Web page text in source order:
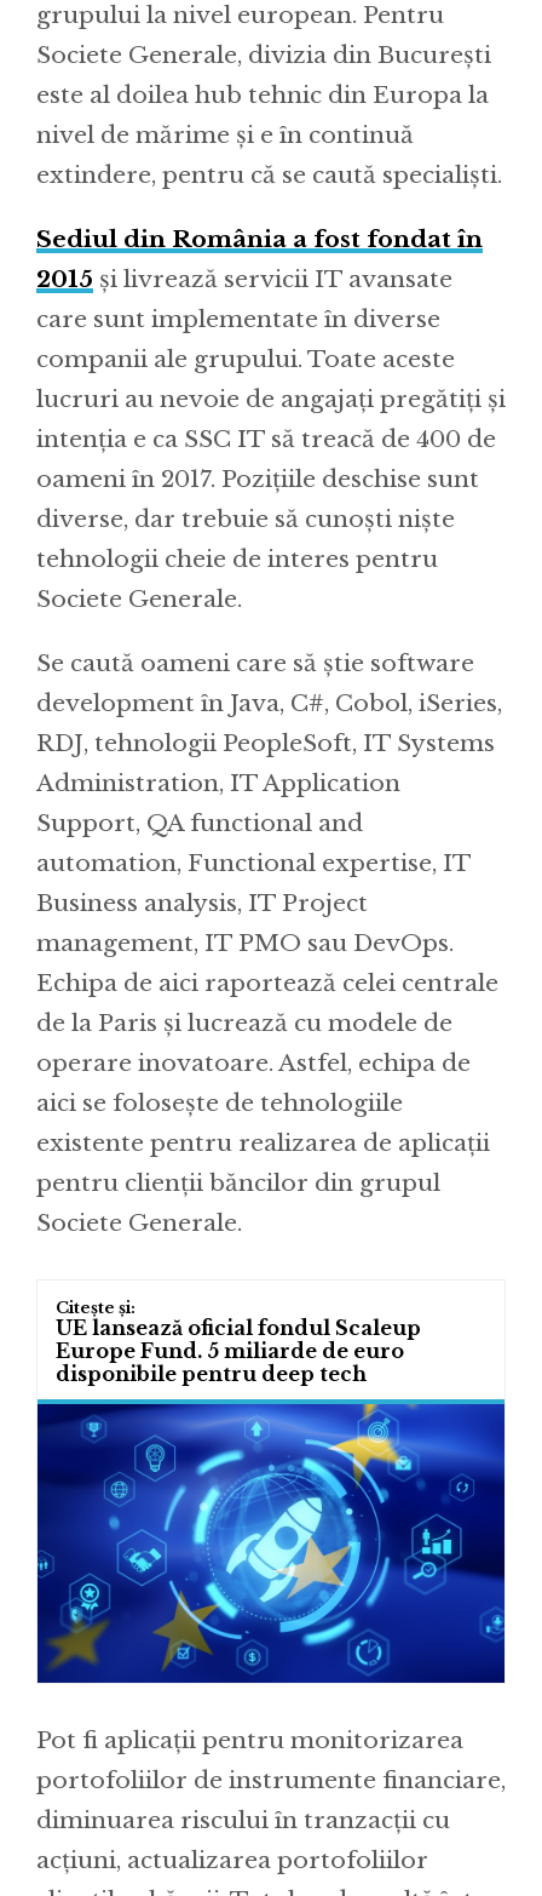
grupului la nivel european. Pentru
Societe Generale, divizia din București
este al doilea hub tehnic din Europa la
nivel de mărime și e în continuă
extindere, pentru că se caută specialiști.
Sediul din România a fost fondat în
2015 și livrează servicii IT avansate
care sunt implementate în diverse
companii ale grupului. Toate aceste
lucruri au nevoie de angajați pregătiți și
intenția e ca SSC IT să treacă de 400 de
oameni în 2017. Pozițiile deschise sunt
diverse, dar trebuie să cunoști niște
tehnologii cheie de interes pentru
Societe Generale.
Se caută oameni care să știe software
development în Java, C#, Cobol, iSeries,
RDJ, tehnologii PeopleSoft, IT Systems
Administration, IT Application
Support, QA functional and
automation, Functional expertise, IT
Business analysis, IT Project
management, IT PMO sau DevOps.
Echipa de aici raportează celei centrale
de la Paris și lucrează cu modele de
operare inovatoare. Astfel, echipa de
aici se folosește de tehnologiile
existente pentru realizarea de aplicații
pentru clienții băncilor din grupul
Societe Generale.
UE lansează oficial fondul Scaleup
Europe Fund. 5 miliarde de euro
disponibile pentru deep tech
Pot fi aplicații pentru monitorizarea
portofoliilor de instrumente financiare,
diminuarea riscului în tranzacții cu
acțiuni, actualizarea portofoliilor